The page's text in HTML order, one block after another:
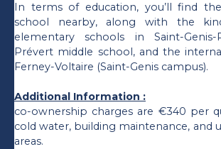
In terms of education, you’ll find
school nearby, along with the
elementary schools in Saint-Genis-
Prévert middle school, and the
Ferney-Voltaire (Saint-Genis campus).
Additional Information :
co-ownership charges are €340 per
cold water, building maintenance, and
areas.